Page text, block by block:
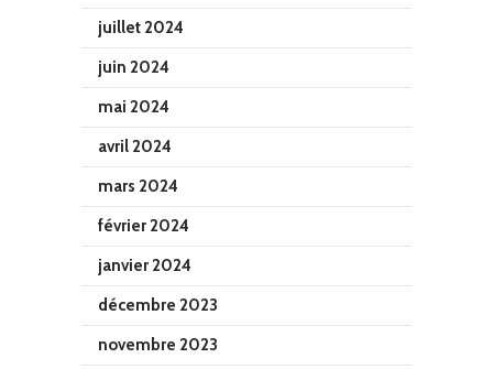
juillet 2024
juin 2024
mai 2024
avril 2024
mars 2024
février 2024
janvier 2024
décembre 2023
novembre 2023